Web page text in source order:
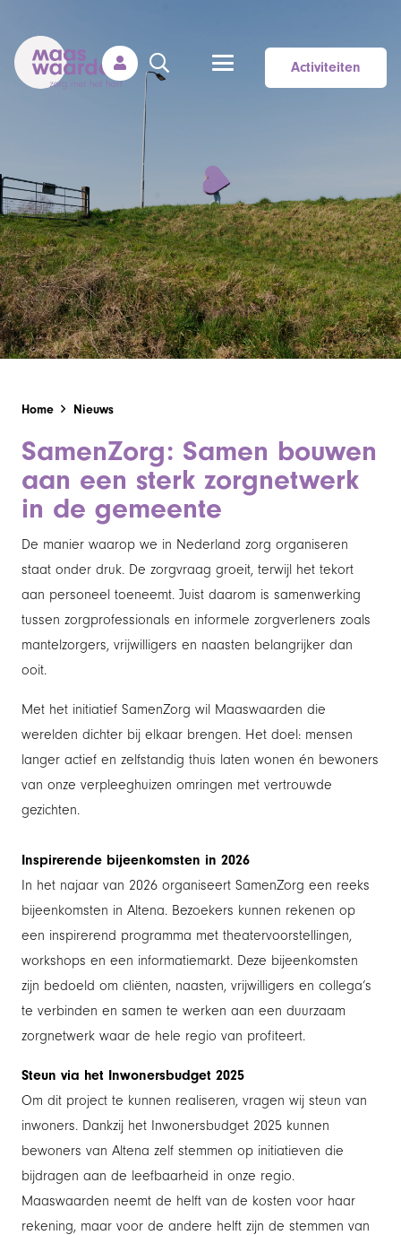
Activiteiten
Home Nieuws
SamenZorg: Samen bouwen
aan een sterk zorgnetwerk
in de gemeente
De manier waarop we in Nederland zorg organiseren
staat onder druk. De zorgvraag groeit, terwijl het tekort
aan personeel toeneemt. Juist daarom is samenwerking
tussen zorgprofessionals en informele zorgverleners zoals
mantelzorgers, vrijwilligers en naasten belangrijker dan
ooit.
Met het initiatief SamenZorg wil Maaswaarden die
werelden dichter bij elkaar brengen. Het doel: mensen
langer actief en zelfstandig thuis laten wonen én bewoners
van onze verpleeghuizen omringen met vertrouwde
gezichten.
Inspirerende bijeenkomsten in 2026
In het najaar van 2026 organiseert SamenZorg een reeks
bijeenkomsten in Altena. Bezoekers kunnen rekenen op
een inspirerend programma met theatervoorstellingen,
workshops en een informatiemarkt. Deze bijeenkomsten
zijn bedoeld om cliënten, naasten, vrijwilligers en collega’s
te verbinden en samen te werken aan een duurzaam
zorgnetwerk waar de hele regio van profiteert.
Steun via het Inwonersbudget 2025
Om dit project te kunnen realiseren, vragen wij steun van
inwoners. Dankzij het Inwonersbudget 2025 kunnen
bewoners van Altena zelf stemmen op initiatieven die
bijdragen aan de leefbaarheid in onze regio.
Maaswaarden neemt de helft van de kosten voor haar
rekening, maar voor de andere helft zijn de stemmen van